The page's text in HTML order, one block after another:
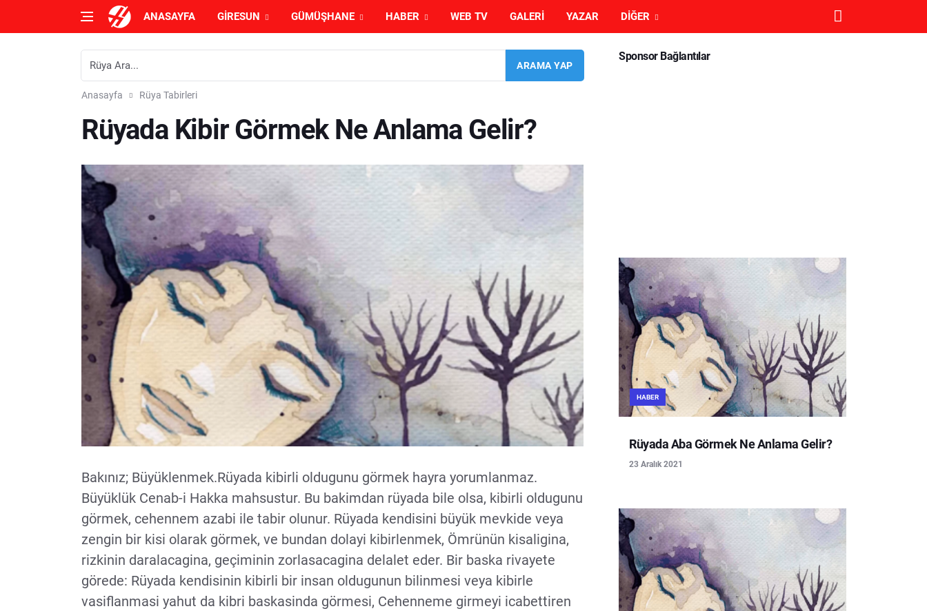
ANASAYFA GIRESUN GÜMÜŞHANE HABER WEB TV GALERI YAZAR DIĞER
Anasayfa Rüya Tabirleri
Rüyada Kibir Görmek Ne Anlama Gelir?
Bakınız; Büyüklenmek.Rüyada kibirli oldugunu görmek hayra yorumlanmaz.
Büyüklük Cenab-i Hakka mahsustur. Bu bakimdan rüyada bile olsa, kibirli oldugunu
görmek, cehennem azabi ile tabir olunur. Rüyada kendisini büyük mevkide veya
zengin bir kisi olarak görmek, ve bundan dolayi kibirlenmek, Ömrünün kisaligina,
rizkinin daralacagina, geçiminin zorlasacagina delalet eder. Bir baska rivayete
görede: Rüyada kendisinin kibirli bir insan oldugunun bilinmesi veya kibirle
vasiflanmasi yahut da kibri baskasinda görmesi, Cehenneme girmeyi icabettiren
Sponsor Bağlantılar
HABER
Rüyada Aba Görmek Ne Anlama Gelir?
23 Aralık 2021